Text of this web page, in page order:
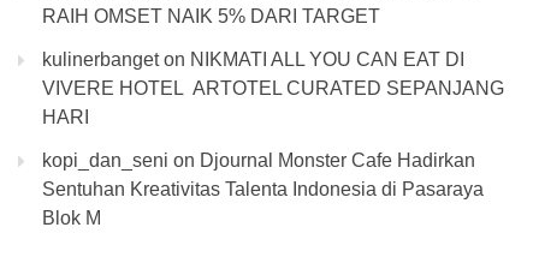
RAIH OMSET NAIK 5% DARI TARGET
kulinerbangeton NIKMATI ALL YOU CAN EAT DI
VIVERE HOTEL ARTOTEL CURATED SEPANJANG
HARI
kopi_dan_seni on Djournal Monster Cafe Hadirkan
Sentuhan Kreativitas Talenta Indonesia di Pasaraya
Blok M